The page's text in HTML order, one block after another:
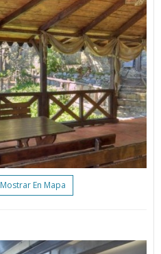
Mostrar En Mapa